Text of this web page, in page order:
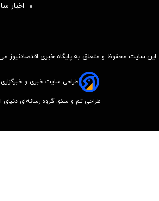
اخبار
سایت محفوظ و متعلق به پایگاه خبری اقتصادنیوز
طراحی سایت خبری و
طراحی تم و سئو: گروه رسانه‌ای دنیای